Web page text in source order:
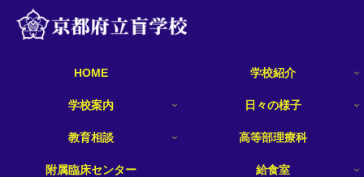
HOME 学校紹介
学校案内 日々の様子
教育相談 高等部理療科
附属臨床センター 給食室